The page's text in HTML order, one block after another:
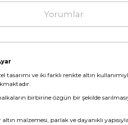
Yorumlar
tasarımı ve iki farklı renkte altın
birbirine özgün bir şekilde
malzemesi, parlak ve dayanıklı